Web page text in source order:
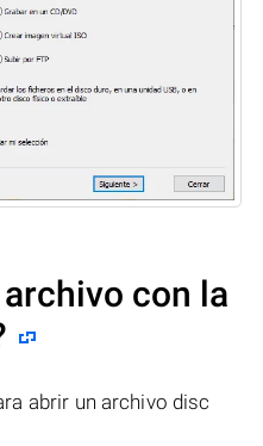
con la
abrir un archivo disc